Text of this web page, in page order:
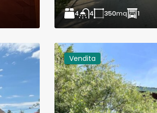
4 4 350mq 1
Vendita